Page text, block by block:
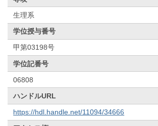
生理系
学位授与番号
甲第03198号
学位記番号
06808
ハンドルURL
https://hdl.handle.net/11094/34666